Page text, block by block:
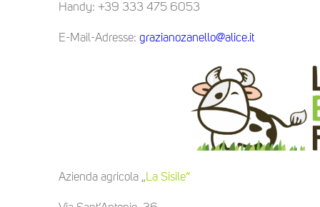
Handy: +39 333 475 6053
E-Mail-Adresse: grazianozanello@alice.it
Azienda agricola „La Sisile“